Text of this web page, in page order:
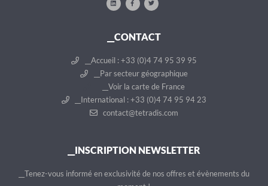
__CONTACT
__Accueil : +33 (0)4 74 95 39 95
__Par secteur géographique
__Voir la carte de France
__International : +33 (0)4 74 95 94 23
contact@tetradis.com
__INSCRIPTION NEWSLETTER
__Tenez-vous informé en exclusivité de nos offres et évènements du